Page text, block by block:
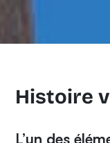
Histoire
L’un des